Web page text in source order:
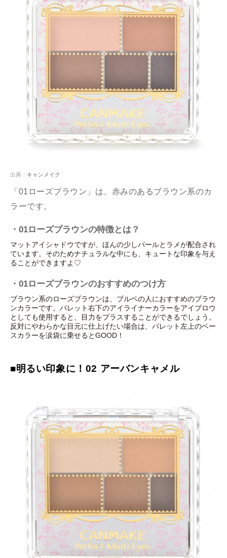
出典： キャンメイク
「01ローズブラウン」は、赤みのあるブラウン系のカ
ラーです。
・01ローズブラウンの特徴とは？
マットアイシャドウですが、ほんの少しパールとラメが配合され
ています。そのためナチュラルな中にも、キュートな印象を与え
ることができますよ♡
・01ローズブラウンのおすすめのつけ方
ブラウン系のローズブラウンは、ブルベの人におすすめのブラウ
ンカラーです。パレット右下のアイライナーカラーをアイブロウ
としても使用すると、目力をプラスすることができるでしょう。
反対にやわらかな目元に仕上げたい場合は、パレット左上のベー
スカラーを涙袋に乗せるとGOOD！
■明るい印象に！02 アーバンキャメル